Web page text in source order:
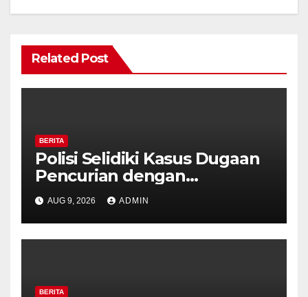
Related Post
BERITA
Polisi Selidiki Kasus Dugaan
Pencurian dengan
Kekerasan di Counter HP
Royal Phone Ambarawa.
AUG 9, 2026 ADMIN
BERITA